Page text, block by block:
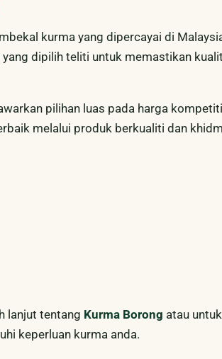
kurma yang dipercayai di
dipilih teliti untuk memastikan
pilihan luas pada harga
melalui produk berkualiti dan
lanjut tentang Kurma Borong atau untuk
keperluan kurma anda.